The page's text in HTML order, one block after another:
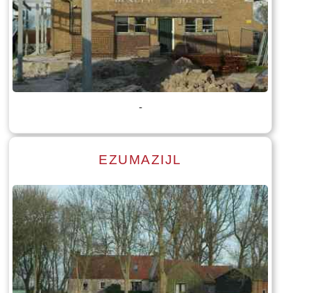
Lees meer
Tekst: © Foto: © Bauke Folkertsma
-
Lees meer
EZUMAZIJL